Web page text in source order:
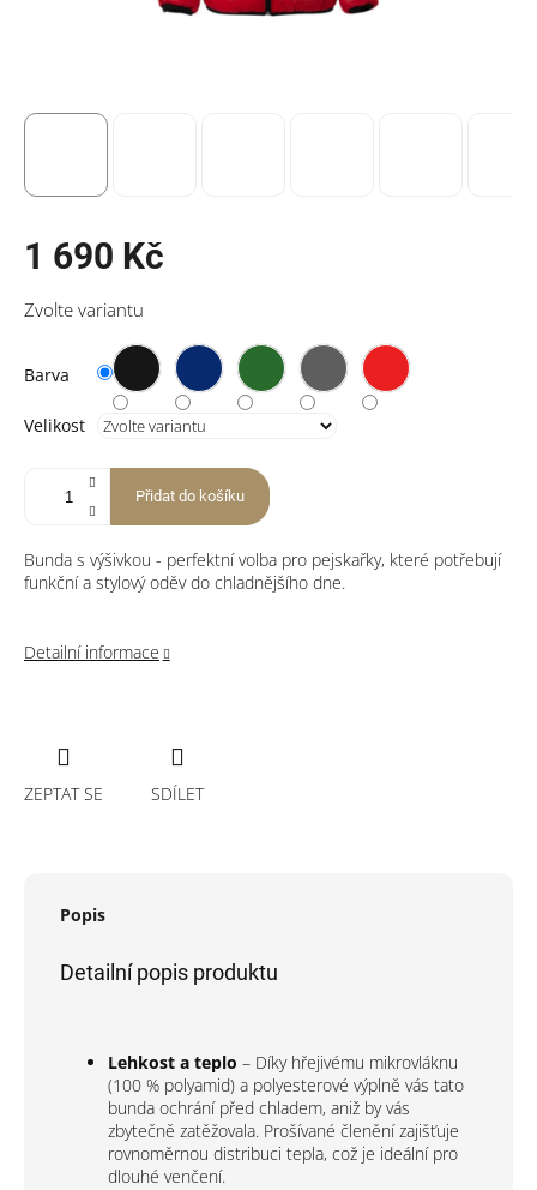
1 690 Kč
cena:
Zvolte variantu
Barva
Velikost
Přidat do košíku
Bunda s výšivkou - perfektní volba pro pejskařky, které potřebují
funkční a stylový oděv do chladnějšího dne.
Detailní informace
ZEPTAT SE SDÍLET
Popis
Detailní popis produktu
Lehkost a teplo – Díky hřejivému mikrovláknu
(100 % polyamid) a polyesterové výplně vás tato
bunda ochrání před chladem, aniž by vás
zbytečně zatěžovala. Prošívané členění zajišťuje
rovnoměrnou distribuci tepla, což je ideální pro
dlouhé venčení.